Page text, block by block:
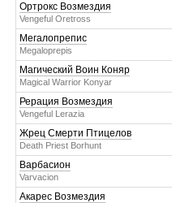
Ортрокс Возмездия
Vengeful Oretross
Мегалопрепис
Megaloprepis
Магический Воин Коняр
Magical Warrior Konyar
Рерация Возмездия
Vengeful Lerazia
Жрец Смерти Птицелов
Death Priest Borhunt
Варбасион
Varvacion
Акарес Возмездия